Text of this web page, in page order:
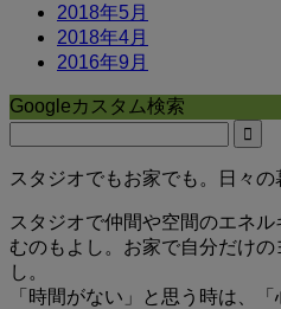
2018年5月
2018年4月
2016年9月
Googleカスタム検索
スタジオでもお家でも。日々の
スタジオで仲間や空間のエネ
むのもよし。お家で自分だけ
し。
「時間がない」と思う時は、